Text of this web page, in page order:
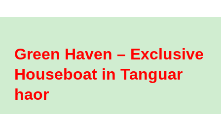
Green Haven – Exclusive
Houseboat in Tanguar
haor